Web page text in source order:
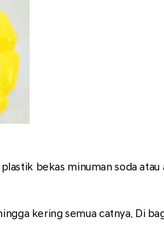
bekas minuman soda
kering semua catnya. Di